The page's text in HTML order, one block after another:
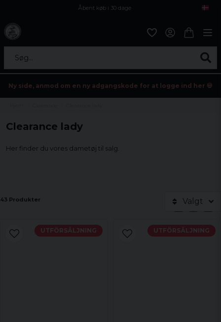
Åbent køb i 30 dage
Søg...
Ny side, anmod om en ny adgangskode for at logge ind her 💀
Clearance lady
Her finder du vores dametøj til salg.
43 Produkter Valgt
UTFÖRSÄLJNING UTFÖRSÄLJNING